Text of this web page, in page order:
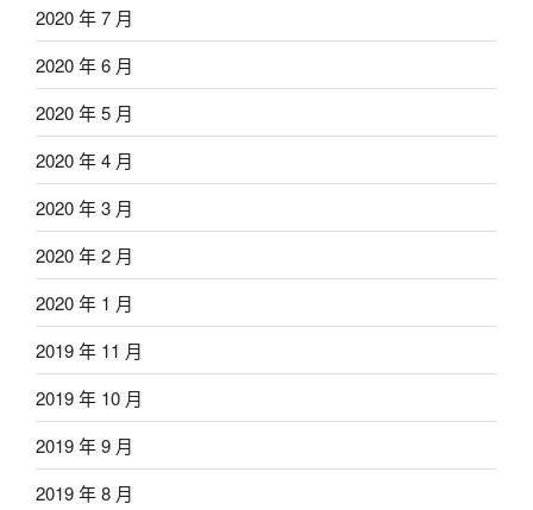
2020 年 7 月
2020 年 6 月
2020 年 5 月
2020 年 4 月
2020 年 3 月
2020 年 2 月
2020 年 1 月
2019 年 11 月
2019 年 10 月
2019 年 9 月
2019 年 8 月